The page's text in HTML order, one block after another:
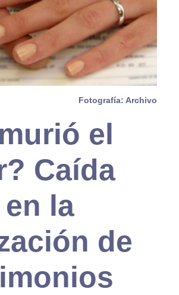
Fotografía: Archivo
el
Caída
la
de